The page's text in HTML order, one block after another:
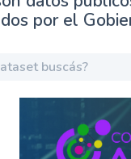
por el